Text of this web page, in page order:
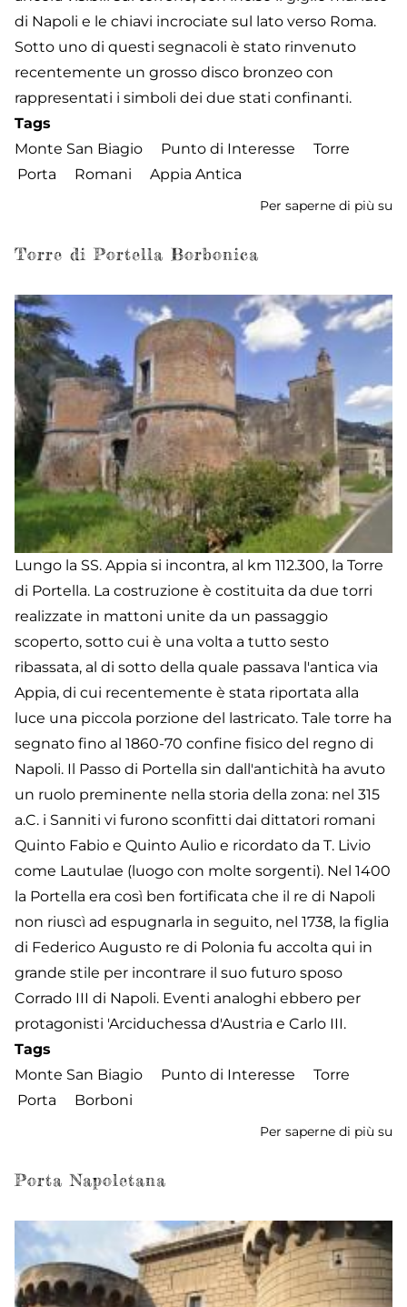
di Napoli e le chiavi incrociate sul lato verso Roma.
Sotto uno di questi segnacoli è stato rinvenuto
recentemente un grosso disco bronzeo con
rappresentati i simboli dei due stati confinanti.
Tags
Monte San Biagio
Punto di Interesse
Torre
Porta
Romani Appia Antica
Per saperne di più su
Torre di Portella Borbonica
Lungo la SS. Appia si incontra, al km 112.300, la Torre
di Portella. La costruzione è costituita da due torri
realizzate in mattoni unite da un passaggio
scoperto, sotto cui è una volta a tutto sesto
ribassata, al di sotto della quale passava l'antica via
Appia, di cui recentemente è stata riportata alla
luce una piccola porzione del lastricato. Tale torre ha
segnato fino al 1860-70 confine fisico del regno di
Napoli. Il Passo di Portella sin dall'antichità ha avuto
un ruolo preminente nella storia della zona: nel 315
a.C. i Sanniti vi furono sconfitti dai dittatori romani
Quinto Fabio e Quinto Aulio e ricordato da T. Livio
come Lautulae (luogo con molte sorgenti). Nel 1400
la Portella era così ben fortificata che il re di Napoli
non riuscì ad espugnarla in seguito, nel 1738, la figlia
di Federico Augusto re di Polonia fu accolta qui in
grande stile per incontrare il suo futuro sposo
Corrado III di Napoli. Eventi analoghi ebbero per
protagonisti 'Arciduchessa d'Austria e Carlo III.
Tags
Monte San Biagio
Punto di Interesse
Torre
Porta
Borboni
Per saperne di più su
Porta Napoletana